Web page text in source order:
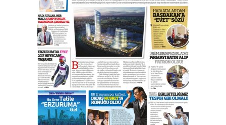
02 Ağustos 2026 Pazar
Kadir SABUNCUOĞLU
Erzurumspor’un köşe taşları
29 Haziran 2026 Pazartesi
Kenan GÜLERCİ
Murat Şahsuvaroğlu ERKON’da
çıtayı yukarı taşırken,
yönetimdekiler aşağı
çekmemeli!
17 Şubat 2026 SalıOrhan BOZKURT